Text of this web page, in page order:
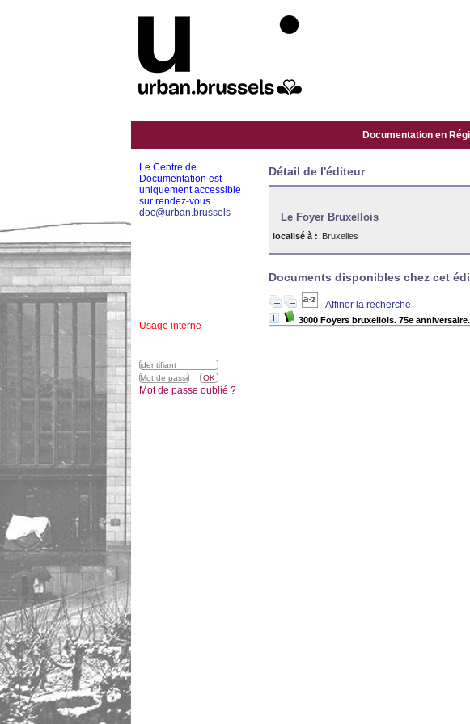
Documentation en
Détail de l'éditeur
Le Foyer Bruxellois
localisé à : Bruxelles
Documents disponibles chez cet
Affiner la recherche
3000 Foyers bruxellois. 75e
Le Centre de
Documentation est
uniquement accessible
sur rendez-vous :
doc@urban.brussels
Usage interne
Mot de passe oublié ?